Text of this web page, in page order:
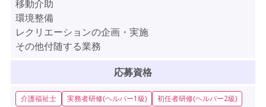
移動介助
環境整備
レクリエーションの企画・実施
その他付随する業務
応募資格
介護福祉士 実務者研修(ヘルパー1級) 初任者研修(ヘルパー2級)